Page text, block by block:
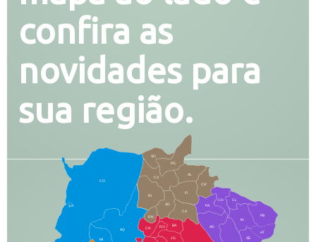
confira as
novidades para
sua região.
CO
AQ
MI
CX
RI
AL
CR
FI
SG
BA
CA
PA
CH CL
PB
SE
AG
RO
JG
IN
RN
CN
AT
PG
SO
LA